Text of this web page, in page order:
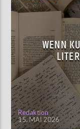
AKTUELLER TRACK
NEW SPEEDWAY
COURTNEY BARNETT
AKTUELLE SENDUNG
MOEBIUS
19:00
WENN
Redaktion
15. MAI 2026